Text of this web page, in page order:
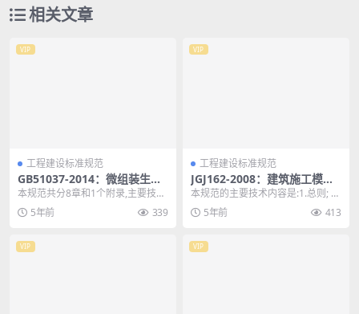
相关文章
VIP
工程建设标准规范
GB51037-2014：微组装生产
线工艺设备安装工程施工及验
收规范
本规范共分8章和1个附录,主要技术
内容包括:总则,术语,基本规定,低温
共烧陶瓷及...
5年前 339
VIP
工程建设标准规范
JGJ162-2008：建筑施工模板
安全技术规范
本规范的主要技术内容是:1.总则; 2.
术语、符号; 3. 材料选用; 4 荷...
5年前 413
VIP VIP